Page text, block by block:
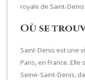
royale de Saint-Denis.
Où se
Saint-Denis est une
Paris, en France.
Seine-Saint-Denis,